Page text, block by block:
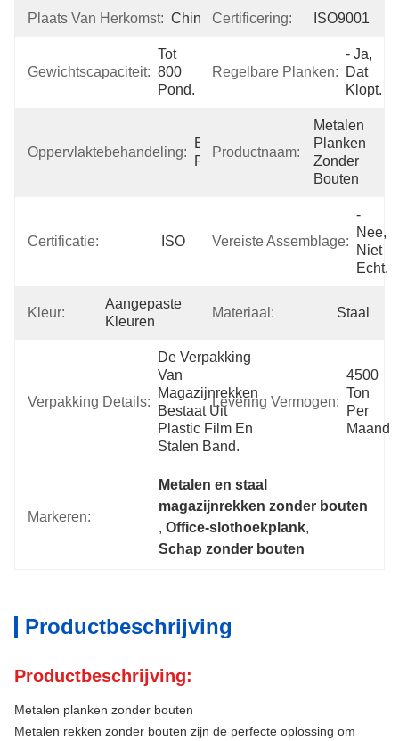
Plaats Van Herkomst: China Certificering: ISO9001
Gewichtscapaciteit:
Tot
800
Pond.
Regelbare Planken:
- Ja,
Dat
Klopt.
Oppervlaktebehandeling:
Elektrostatische
Poederdeklaag
Productnaam:
Metalen
Planken
Zonder
Bouten
Certificatie: ISO Vereiste Assemblage:
-
Nee,
Niet
Echt.
Kleur:
Aangepaste
Kleuren
Materiaal: Staal
Verpakking Details:
De Verpakking
Van
Magazijnrekken
Bestaat Uit
Plastic Film En
Stalen Band.
Levering Vermogen:
4500
Ton
Per
Maand
Markeren:
Metalen en staal
magazijnrekken zonder bouten
, Office-slothoekplank,
Schap zonder bouten
Productbeschrijving
Productbeschrijving:
Metalen planken zonder bouten
Metalen rekken zonder bouten zijn de perfecte oplossing om